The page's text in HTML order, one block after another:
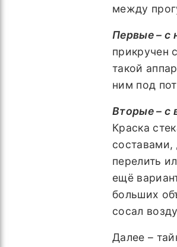
между
Первые – с
прикручен
такой
ним под
Вторые – с
Краска
составами,
перелить
ещё
больших
сосал
Далее –